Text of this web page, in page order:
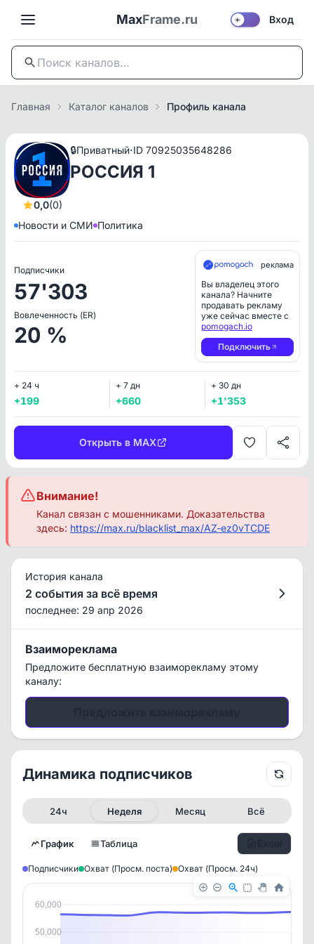
MaxFrame.ru ☀️ Вход
Главная Каталог каналов Профиль канала
0,0(0)
🔒Приватный·ID 70925035648286
РОССИЯ 1
Новости и СМИ Политика
Подписчики
57'303
Вовлеченность (ER)
20 %
реклама
Вы владелец этого
канала? Начните
продавать рекламу
уже сейчас вместе с
pomogach.io
Подключить
+ 24 ч
+199
+ 7 дн
+660
+ 30 дн
+1'353
Открыть в MAX
Внимание!
Канал связан с мошенниками. Доказательства
здесь: https://max.ru/blacklist_max/AZ-ez0vTCDE
История канала
2 события за всё время
последнее: 29 апр 2026
Взаимореклама
Предложите бесплатную взаиморекламу этому
каналу:
Динамика подписчиков
24ч Неделя Месяц Всё
График Таблица
Подписчики Охват (Просм. поста) Охват (Просм. 24ч)
60,000
50,000